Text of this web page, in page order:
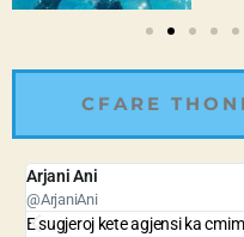
CFARE
Arjani Ani
@ArjaniAni
E sugjeroj kete agjensi ka